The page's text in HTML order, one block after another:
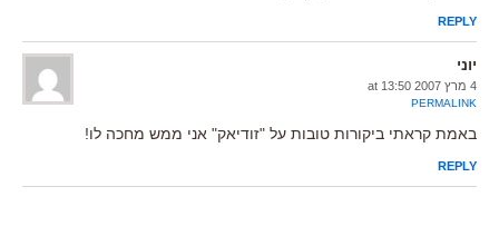
REPLY
יוני
4 מרץ 2007 at 13:50
PERMALINK
באמת קראתי ביקורות טובות על "זודיאק" אני ממש מחכה לו!
REPLY